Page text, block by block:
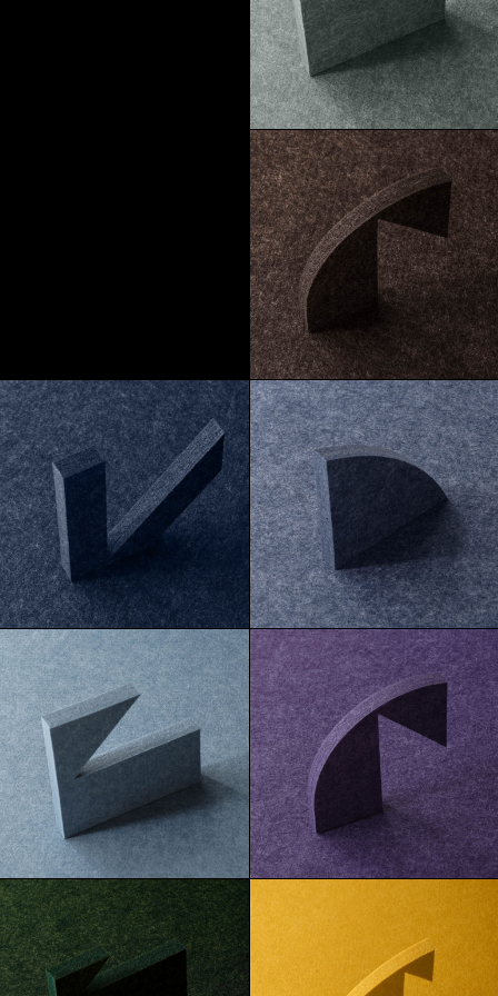
Pebble
Morel Truffle
Baltic Caspian
Cortez Ube